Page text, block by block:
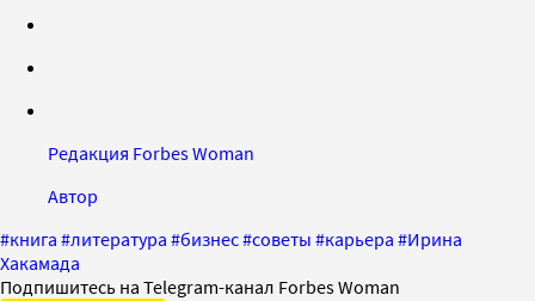
Редакция Forbes Woman
Автор
#книга #литература #бизнес#советы #карьера #Ирина
Хакамада
Подпишитесь на Telegram-канал Forbes Woman